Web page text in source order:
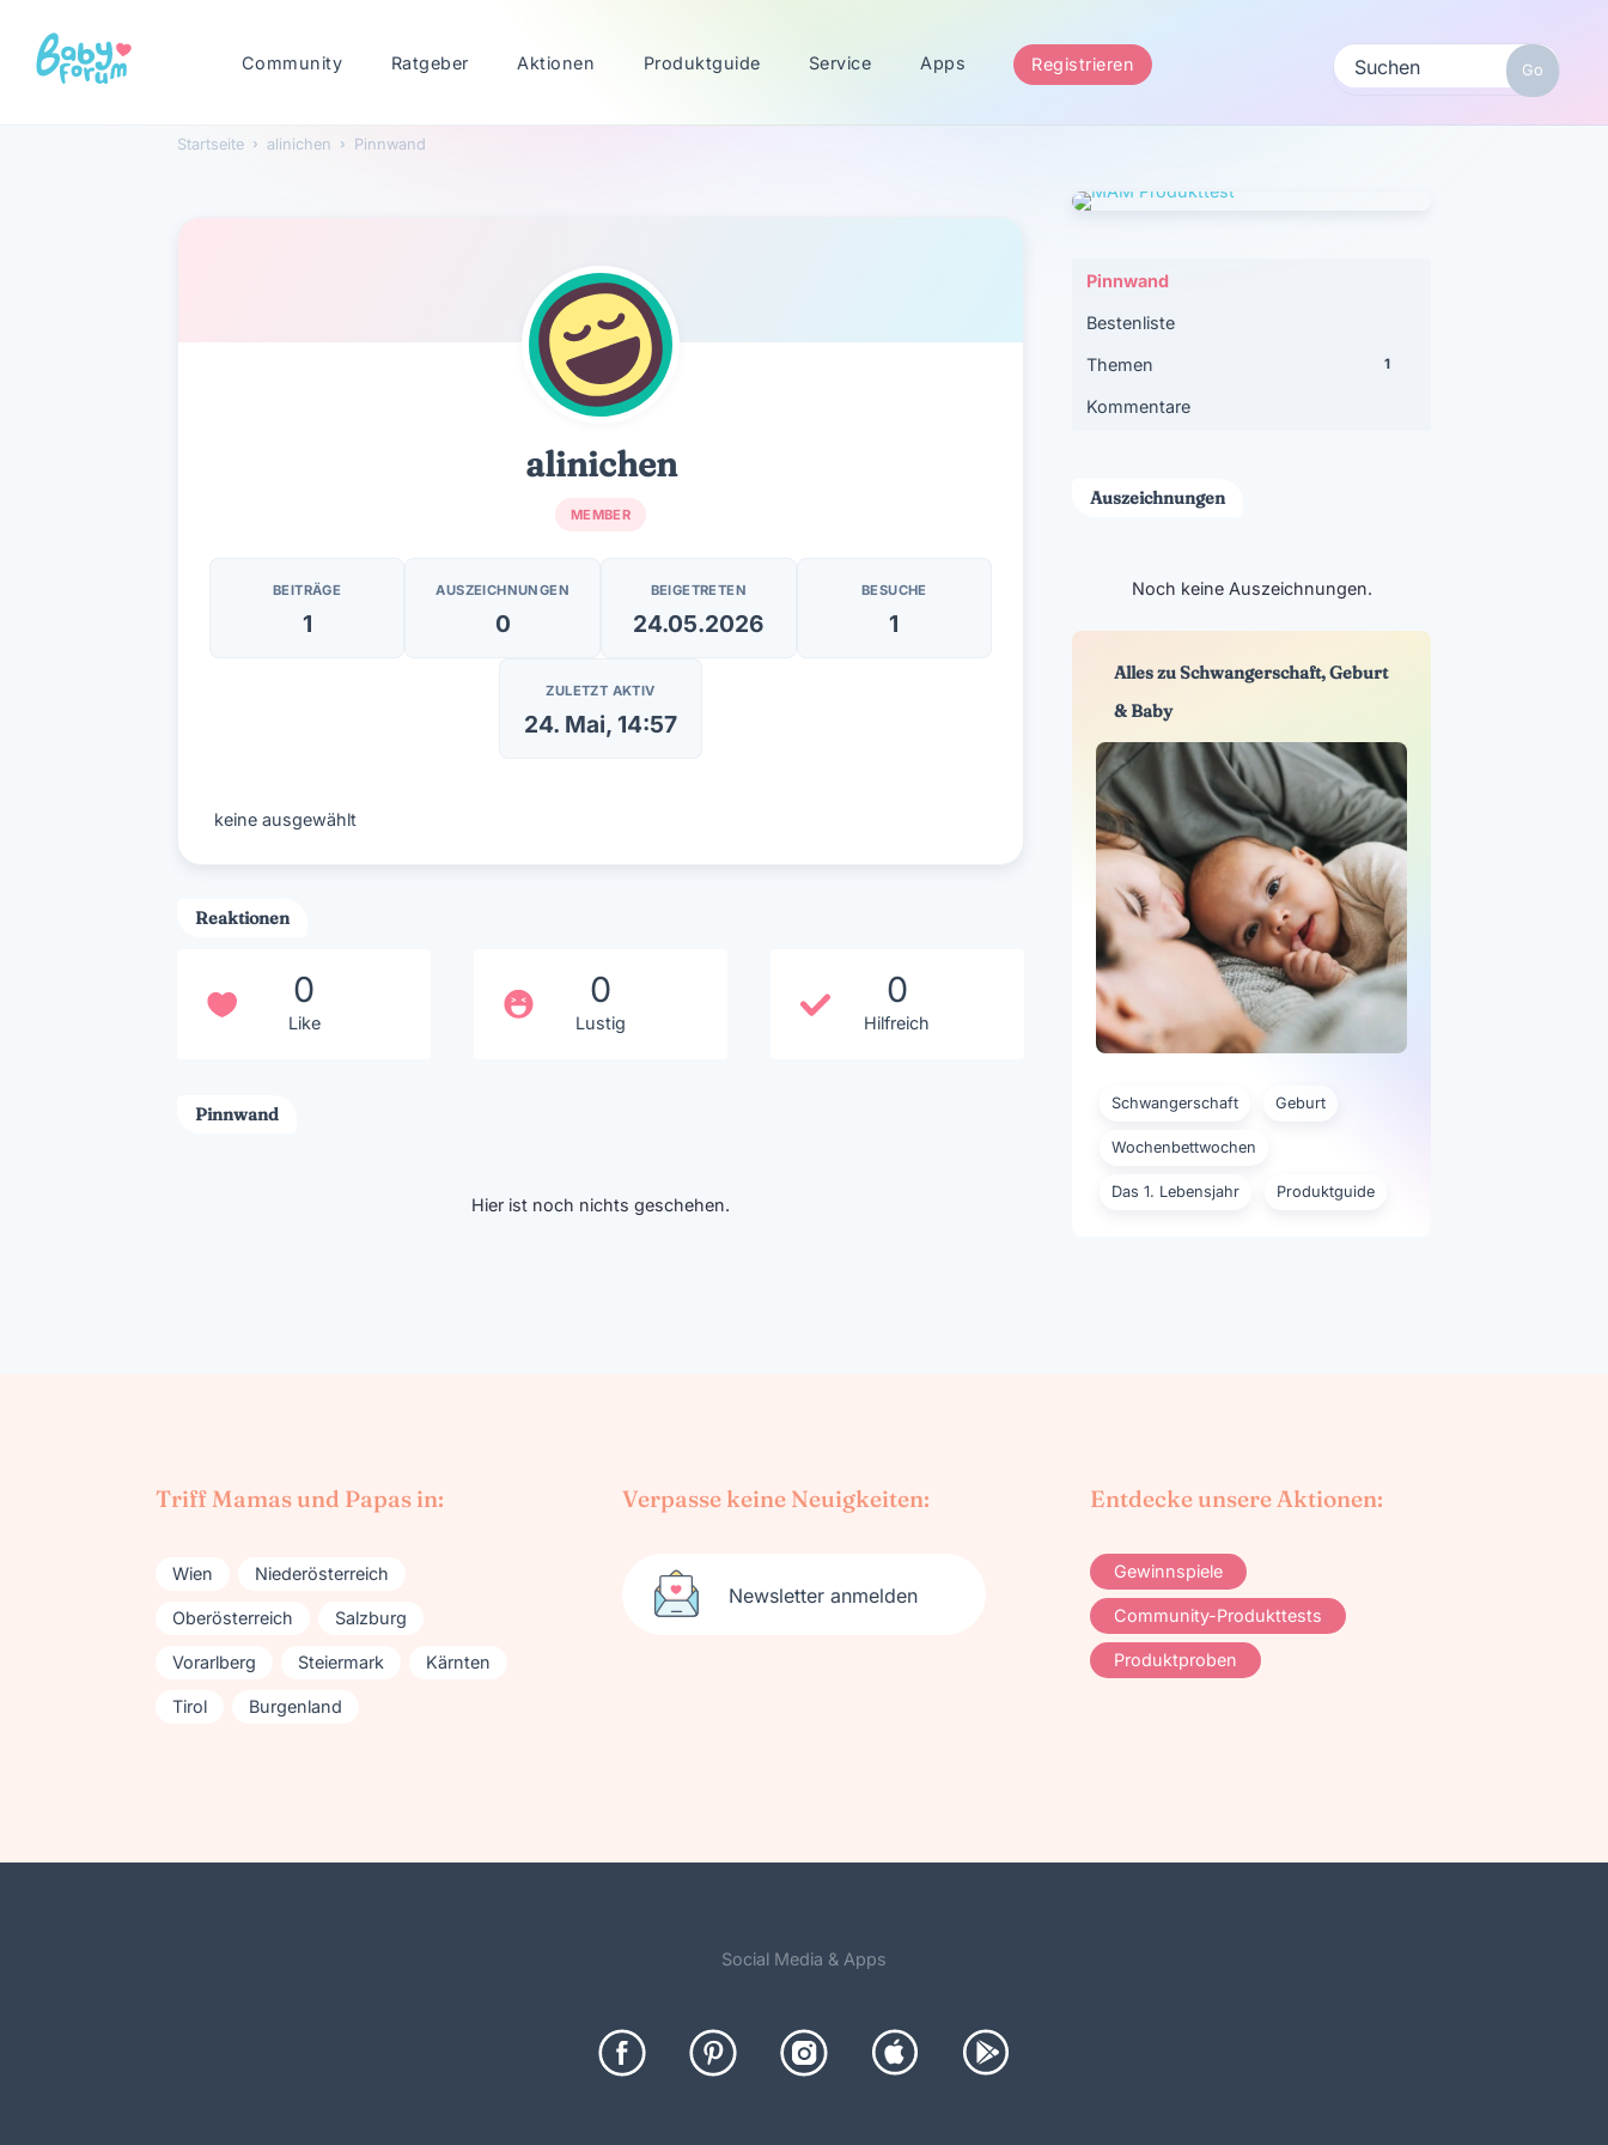
Community Ratgeber Aktionen Produktguide Service Apps Registrieren
Startseite › alinichen › Pinnwand
alinichen
MEMBER
BEITRÄGE
1
AUSZEICHNUNGEN
0
BEIGETRETEN
24.05.2026
BESUCHE
1
ZULETZT AKTIV
24. Mai, 14:57
keine ausgewählt
Reaktionen
0
Like
0
Lustig
0
Hilfreich
Pinnwand
Hier ist noch nichts geschehen.
Pinnwand
Bestenliste
Themen 1
Kommentare
Auszeichnungen
Noch keine Auszeichnungen.
Alles zu Schwangerschaft, Geburt
& Baby
Schwangerschaft Geburt
Wochenbettwochen
Das 1. Lebensjahr Produktguide
Triff Mamas und Papas in:
Wien Niederösterreich
Oberösterreich Salzburg
Vorarlberg Steiermark Kärnten
Tirol Burgenland
Verpasse keine Neuigkeiten:
Newsletter anmelden
Entdecke unsere Aktionen:
Gewinnspiele
Community-Produkttests
Produktproben
Social Media & Apps